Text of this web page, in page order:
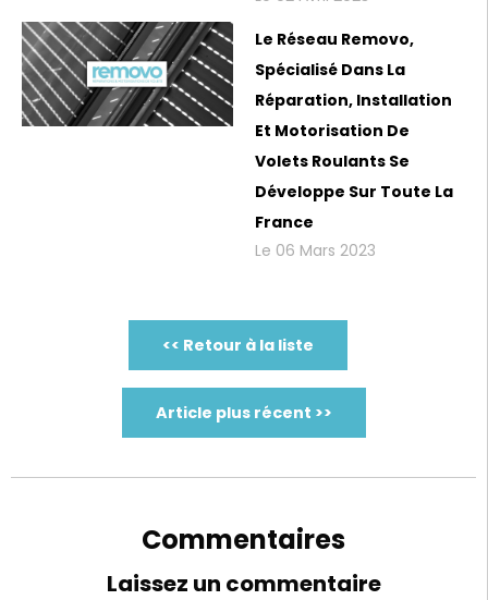
Le Réseau Removo,
Spécialisé Dans La
Réparation, Installation
Et Motorisation De
Volets Roulants Se
Développe Sur Toute La
France
Le 06 Mars 2023
<< Retour à la liste
Article plus récent >>
Commentaires
Laissez un commentaire